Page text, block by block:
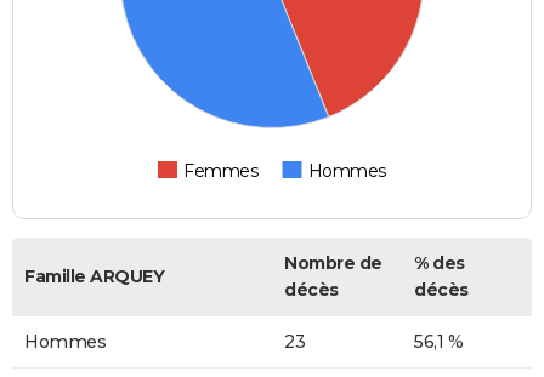
Femmes Hommes
Famille ARQUEY
Nombre de
décès
% des
décès
Hommes 23 56,1 %